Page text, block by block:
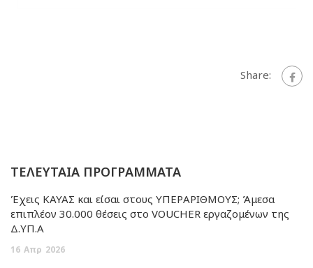
Share:
ΤΕΛΕΥΤΑΙΑ ΠΡΟΓΡΑΜΜΑΤΑ
Έχεις ΚΑΥΑΣ και είσαι στους ΥΠΕΡΑΡΙΘΜΟΥΣ; Άμεσα
επιπλέον 30.000 θέσεις στο VOUCHER εργαζομένων της
Δ.ΥΠ.Α
16 Απρ 2026